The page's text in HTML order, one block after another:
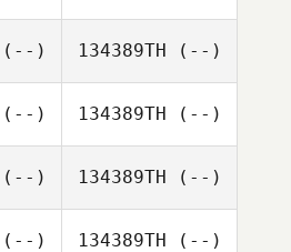
(--) 134389TH (--)
(--) 134389TH (--)
(--) 134389TH (--)
(--) 134389TH (--)